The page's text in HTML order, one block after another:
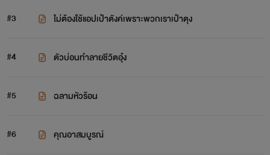
#3 ไม่ต้องใช้แอปเป๋าตังค์เพราะพวกเราเป๋าตุง
#4 ตัวบ่อนทำลายชีวิตอุ๋ง
#5 ฉลามหัวร้อน
#6 คุณอาสมบูรณ์